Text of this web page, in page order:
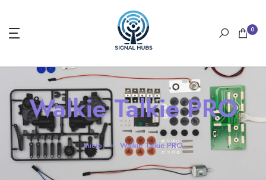
al
texto
0
Walkie Talkie PRO
Inicio Walkie Talkie PRO